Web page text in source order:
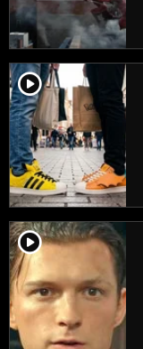
player2
player2